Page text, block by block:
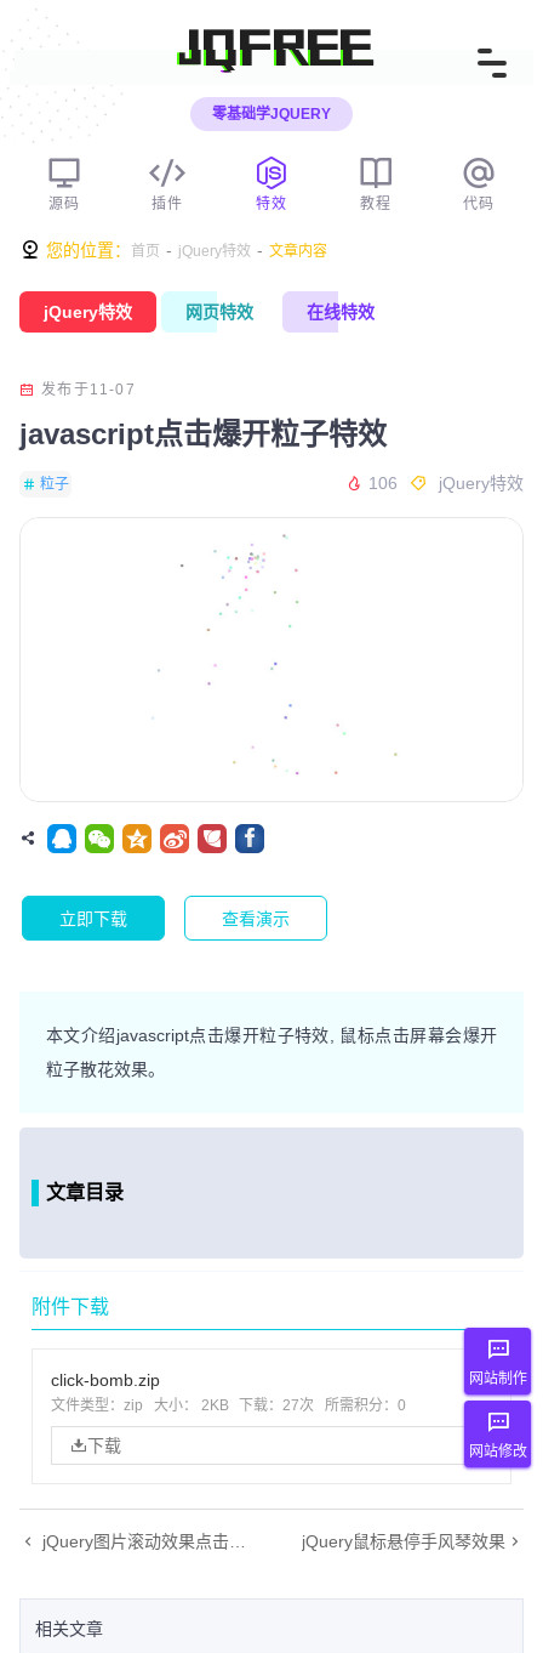
JQFREE
零基础学JQUERY
源码 插件 特效 教程 代码
您的位置： 首页 - jQuery特效 - 文章内容
jQuery特效 网页特效 在线特效
发布于11-07
javascript点击爆开粒子特效
粒子 106 jQuery特效
立即下载 查看演示
本文介绍javascript点击爆开粒子特效, 鼠标点击屏幕会爆开
粒子散花效果。
文章目录
附件下载
click-bomb.zip
文件类型：zip 大小： 2KB 下载： 27次 所需积分：0
下载
jQuery图片滚动效果点击左右按钮图片可切换，自动切换 jQuery鼠标悬停手风琴效果
相关文章
网站制作
网站修改